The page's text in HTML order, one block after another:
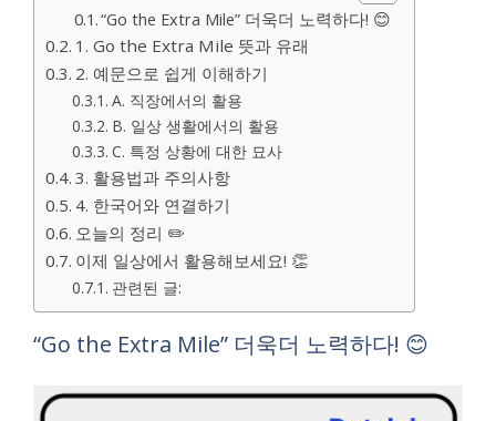
“Go the Extra Mile” 더욱더 노력하다! 😊
1. Go the Extra Mile 뜻과 유래
2. 예문으로 쉽게 이해하기
A. 직장에서의 활용
B. 일상 생활에서의 활용
C. 특정 상황에 대한 묘사
3. 활용법과 주의사항
4. 한국어와 연결하기
오늘의 정리 ✏️
이제 일상에서 활용해보세요! 👏
관련된 글:
“Go the Extra Mile” 더욱더 노력하다! 😊